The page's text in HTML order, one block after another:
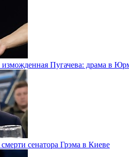
Пугачева: драма в
сенатора Грэма в Киеве